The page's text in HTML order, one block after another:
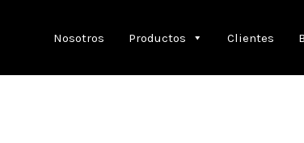
Nosotros Productos Clientes